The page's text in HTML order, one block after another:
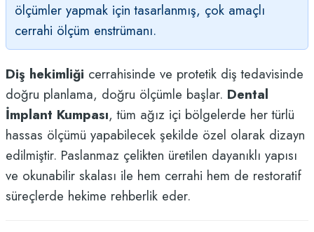
ölçümler yapmak için tasarlanmış, çok amaçlı
cerrahi ölçüm enstrümanı.
Diş hekimliği cerrahisinde ve protetik diş tedavisinde
doğru planlama, doğru ölçümle başlar. Dental
İmplant Kumpası, tüm ağız içi bölgelerde her türlü
hassas ölçümü yapabilecek şekilde özel olarak dizayn
edilmiştir. Paslanmaz çelikten üretilen dayanıklı yapısı
ve okunabilir skalası ile hem cerrahi hem de restoratif
süreçlerde hekime rehberlik eder.